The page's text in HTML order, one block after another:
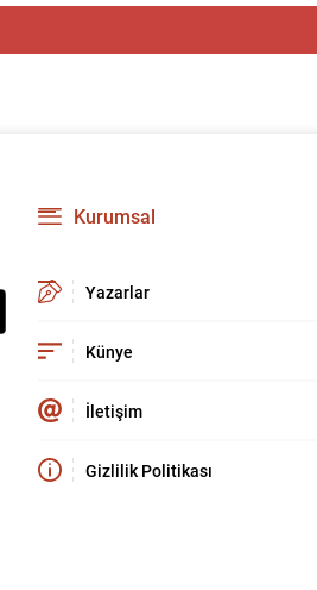
Kurumsal
Yazarlar
Künye
İletişim
Gizlilik Politikası